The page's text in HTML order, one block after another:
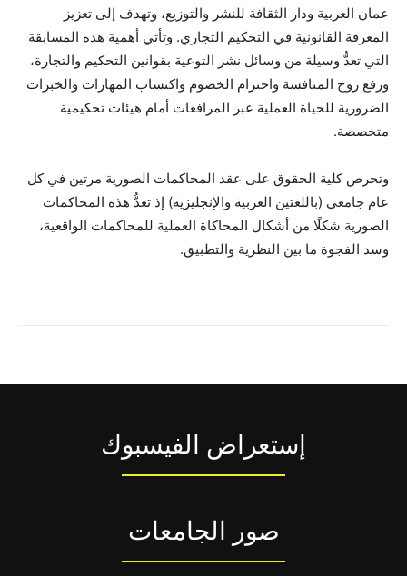
عمان العربية ودار الثقافة للنشر والتوزيع، وتهدف إلى تعزيز
المعرفة القانونية في التحكيم التجاري. وتأتي أهمية هذه المسابقة
التي تعدُّ وسيلة من وسائل نشر التوعية بقوانين التحكيم والتجارة،
ورفع روح المنافسة واحترام الخصوم واكتساب المهارات والخبرات
الضرورية للحياة العملية عبر المرافعات أمام هيئات تحكيمية
متخصصة.
وتحرص كلية الحقوق على عقد المحاكمات الصورية مرتين في كل
عام جامعي (باللغتين العربية والإنجليزية) إذ تعدُّ هذه المحاكمات
الصورية شكلًا من أشكال المحاكاة العملية للمحاكمات الواقعية،
وسد الفجوة ما بين النظرية والتطبيق.
إستعراض الفيسبوك
صور الجامعات